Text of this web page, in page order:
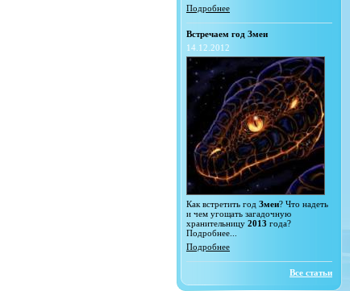
Подробнее
Встречаем год Змеи
14.12.2012
Как встретить год Змеи? Что надеть
и чем угощать загадочную
хранительницу 2013 года?
Подробнее...
Подробнее
Все статьи